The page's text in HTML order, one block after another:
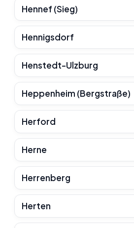
Hennef (Sieg)
Hennigsdorf
Henstedt-Ulzburg
Heppenheim (Bergstraße)
Herford
Herne
Herrenberg
Herten